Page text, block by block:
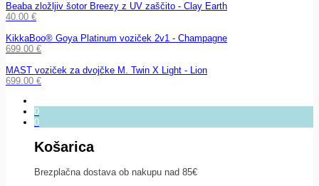
Beaba zložljiv šotor Breezy z UV zaščito - Clay Earth
40.00 €
KikkaBoo® Goya Platinum voziček 2v1 - Champagne
699.00 €
MAST voziček za dvojčke M. Twin X Light - Lion
699.00 €
0
0
Košarica
Brezplačna dostava ob nakupu nad 85€